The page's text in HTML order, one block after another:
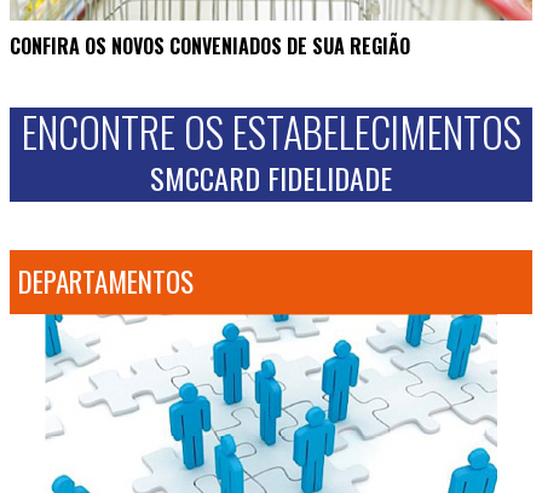
CONFIRA OS NOVOS CONVENIADOS DE SUA REGIÃO
ENCONTRE OS ESTABELECIMENTOS
SMCCARD FIDELIDADE
DEPARTAMENTOS